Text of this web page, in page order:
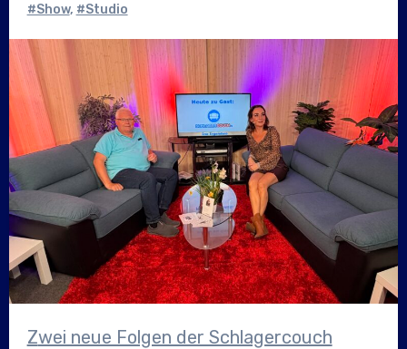
#Show, #Studio
Zwei neue Folgen der Schlagercouch